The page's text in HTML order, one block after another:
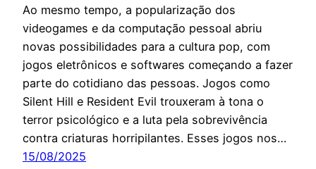
Ao mesmo tempo, a popularização dos
videogames e da computação pessoal abriu
novas possibilidades para a cultura pop, com
jogos eletrônicos e softwares começando a fazer
parte do cotidiano das pessoas. Jogos como
Silent Hill e Resident Evil trouxeram à tona o
terror psicológico e a luta pela sobrevivência
contra criaturas horripilantes. Esses jogos nos…
15/08/2025